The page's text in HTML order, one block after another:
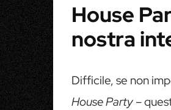
House
nostra
Difficile, se non
House Party–